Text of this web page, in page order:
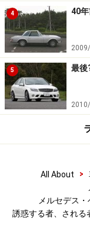
4 40年
5 最後
All About >
メルセデス
誘惑する者、され